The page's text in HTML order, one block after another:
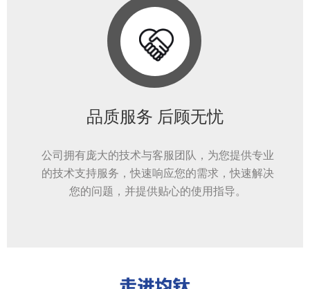
品质服务 后顾无忧
公司拥有庞大的技术与客服团队，为您提供专业
的技术支持服务，快速响应您的需求，快速解决
您的问题，并提供贴心的使用指导。